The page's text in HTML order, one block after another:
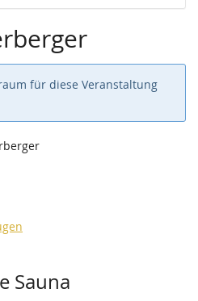
für diese Veranstaltung
Sauna